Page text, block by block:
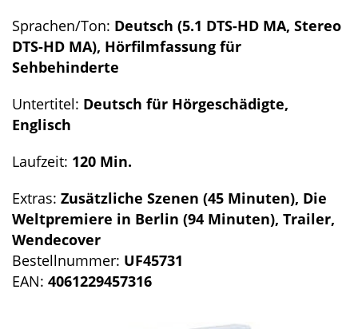
Sprachen/Ton: Deutsch (5.1 DTS-HD MA, Stereo
DTS-HD MA), Hörfilmfassung für
Sehbehinderte
Untertitel: Deutsch für Hörgeschädigte,
Englisch
Laufzeit: 120 Min.
Extras: Zusätzliche Szenen (45 Minuten), Die
Weltpremiere in Berlin (94 Minuten), Trailer,
Wendecover
Bestellnummer: UF45731
EAN: 4061229457316